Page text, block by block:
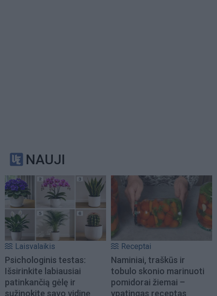
NAUJI
Laisvalaikis
Psichologinis testas:
Išsirinkite labiausiai
patinkančią gėlę ir
sužinokite savo vidinę
Receptai
Naminiai, traškūs ir
tobulo skonio marinuoti
pomidorai žiemai –
ypatingas receptas